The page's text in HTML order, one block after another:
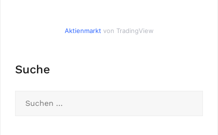
Aktienmarkt von TradingView
Suche